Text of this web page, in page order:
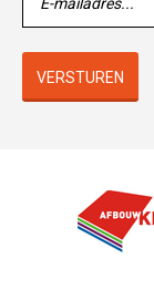
VERSTUREN